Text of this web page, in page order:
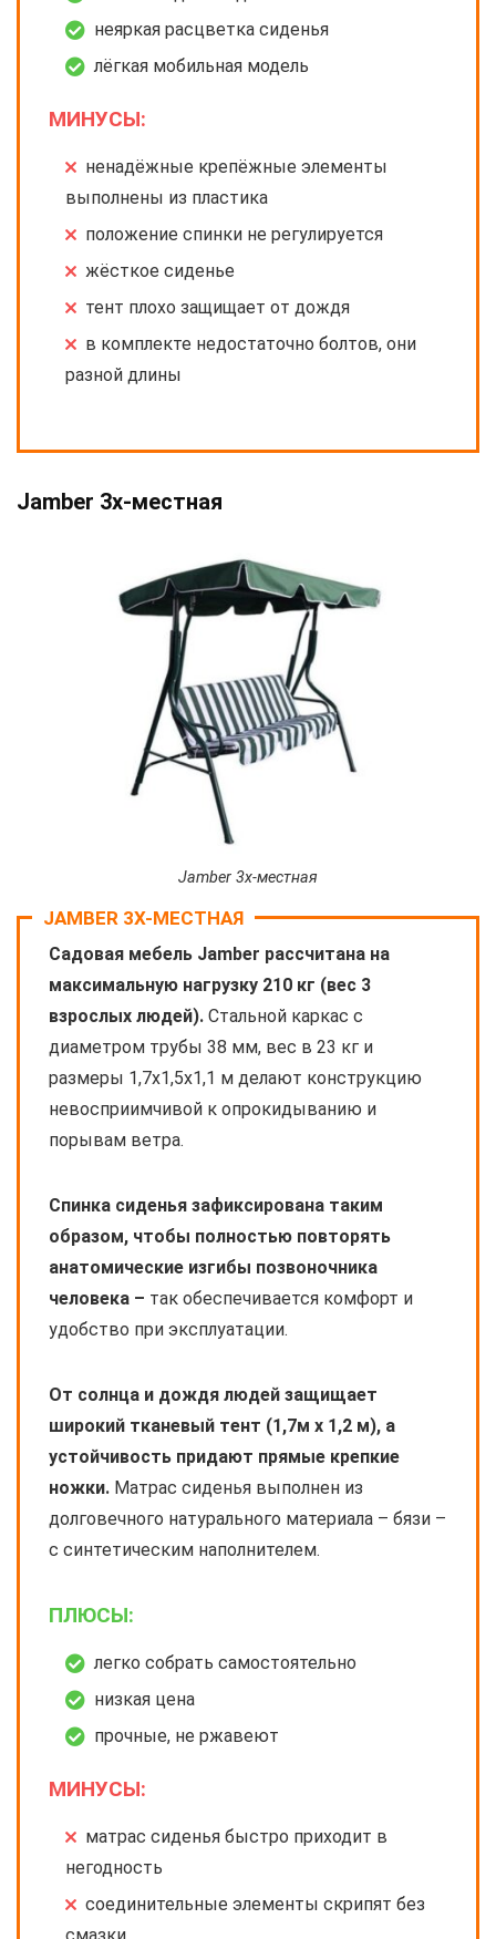
неяркая расцветка сиденья
лёгкая мобильная модель
МИНУСЫ:
ненадёжные крепёжные элементы
выполнены из пластика
положение спинки не регулируется
жёсткое сиденье
тент плохо защищает от дождя
в комплекте недостаточно болтов, они
разной длины
Jamber 3х-местная
Jamber 3х-местная
JAMBER 3Х-МЕСТНАЯ
Садовая мебель Jamber рассчитана на
максимальную нагрузку 210 кг (вес 3
взрослых людей). Стальной каркас с
диаметром трубы 38 мм, вес в 23 кг и
размеры 1,7х1,5х1,1 м делают конструкцию
невосприимчивой к опрокидыванию и
порывам ветра.
Спинка сиденья зафиксирована таким
образом, чтобы полностью повторять
анатомические изгибы позвоночника
человека – так обеспечивается комфорт и
удобство при эксплуатации.
От солнца и дождя людей защищает
широкий тканевый тент (1,7м х 1,2 м), а
устойчивость придают прямые крепкие
ножки. Матрас сиденья выполнен из
долговечного натурального материала – бязи –
с синтетическим наполнителем.
ПЛЮСЫ:
легко собрать самостоятельно
низкая цена
прочные, не ржавеют
МИНУСЫ:
матрас сиденья быстро приходит в
негодность
соединительные элементы скрипят без
смазки